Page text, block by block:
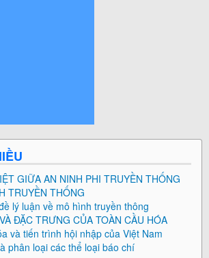
GIỮA AN NINH PHI TRUYỀN THỐNG
TRUYỀN THỐNG
lý luận về mô hình truyền thông
ĐẶC TRƯNG CỦA TOÀN CẦU HÓA
và tiến trình hội nhập của Việt Nam
phân loại các thể loại báo chí